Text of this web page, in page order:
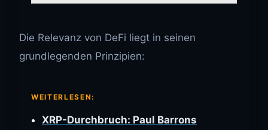
Die Relevanz von DeFi liegt in seinen
grundlegenden Prinzipien:
WEITERLESEN:
XRP-Durchbruch: Paul Barrons